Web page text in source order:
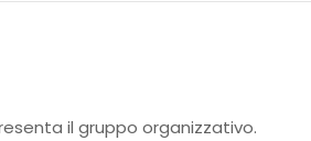
il gruppo organizzativo.